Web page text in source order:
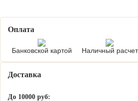
Оплата
Банковской картой Наличный расчет
Доставка
До 10000 руб: